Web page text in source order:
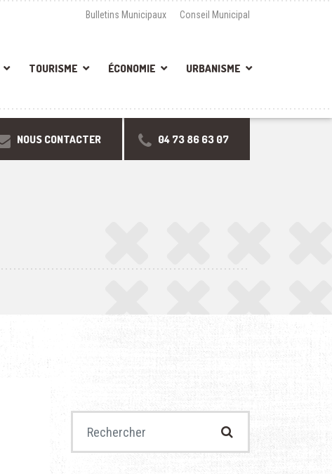
Bulletins Municipaux Conseil Municipal
TOURISME ÉCONOMIE URBANISME
NOUS CONTACTER 04 73 86 63 07